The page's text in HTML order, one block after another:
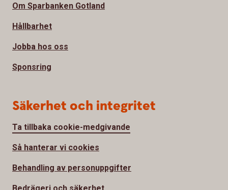
Om Sparbanken Gotland
Hållbarhet
Jobba hos oss
Sponsring
Säkerhet och integritet
Ta tillbaka cookie-medgivande
Så hanterar vi cookies
Behandling av personuppgifter
Bedrägeri och säkerhet